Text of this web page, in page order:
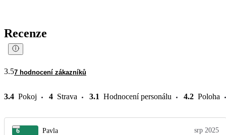
Recenze
3.57 hodnocení zákazníků
3.4 Pokoj 4 Strava 3.1 Hodnocení personálu 4.2 Poloha
6 Pavla srp 2025